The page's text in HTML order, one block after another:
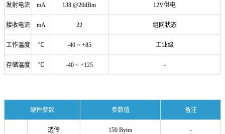
发射电流 mA 138 @20dBm 12V供电
接收电流 mA 22 组网状态
工作温度 ℃ -40 ~ +85 工业级
存储温度 ℃ -40 ~ +125 -
硬件参数 参数值 备注
透传 150 Bytes -